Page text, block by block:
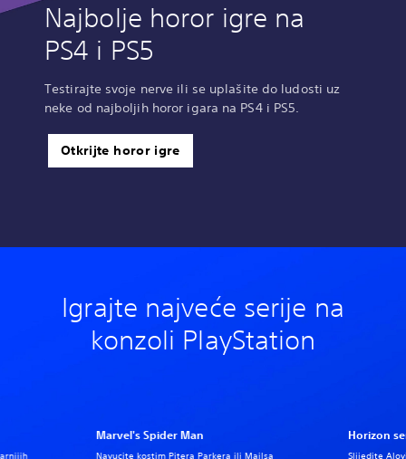
Najbolje horor igre na
PS4 i PS5
Testirajte svoje nerve ili se uplašite do ludosti uz
neke od najboljih horor igara na PS4 i PS5.
Otkrijte horor igre
Igrajte najveće serije na
konzoli PlayStation
Marvel's Spider Man
Navucite kostim Pitera Parkera ili Majlsa
Horizon
Slijedite